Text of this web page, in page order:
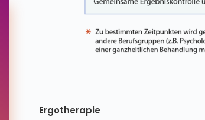
Ergotherapie